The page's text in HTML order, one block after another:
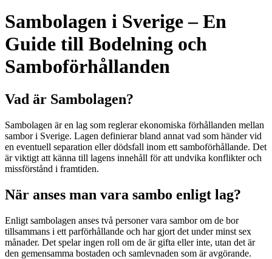
Sambolagen i Sverige – En
Guide till Bodelning och
Samboförhållanden
Vad är Sambolagen?
Sambolagen är en lag som reglerar ekonomiska förhållanden mellan
sambor i Sverige. Lagen definierar bland annat vad som händer vid
en eventuell separation eller dödsfall inom ett samboförhållande. Det
är viktigt att känna till lagens innehåll för att undvika konflikter och
missförstånd i framtiden.
När anses man vara sambo enligt lag?
Enligt sambolagen anses två personer vara sambor om de bor
tillsammans i ett parförhållande och har gjort det under minst sex
månader. Det spelar ingen roll om de är gifta eller inte, utan det är
den gemensamma bostaden och samlevnaden som är avgörande.